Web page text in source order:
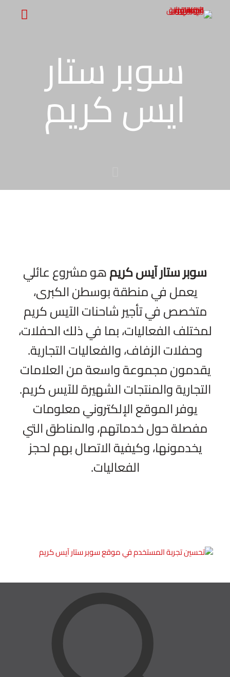
سوبر ستار
ايس كريم
سوبر ستار آيس كريمهو مشروع عائلي
يعمل في منطقة بوسطن الكبرى،
متخصص في تأجير شاحنات الآيس كريم
لمختلف الفعاليات، بما في ذلك الحفلات،
وحفلات الزفاف، والفعاليات التجارية.
يقدمون مجموعة واسعة من العلامات
التجارية والمنتجات الشهيرة للآيس كريم.
يوفر الموقع الإلكتروني معلومات
مفصلة حول خدماتهم، والمناطق التي
يخدمونها، وكيفية الاتصال بهم لحجز
الفعاليات.